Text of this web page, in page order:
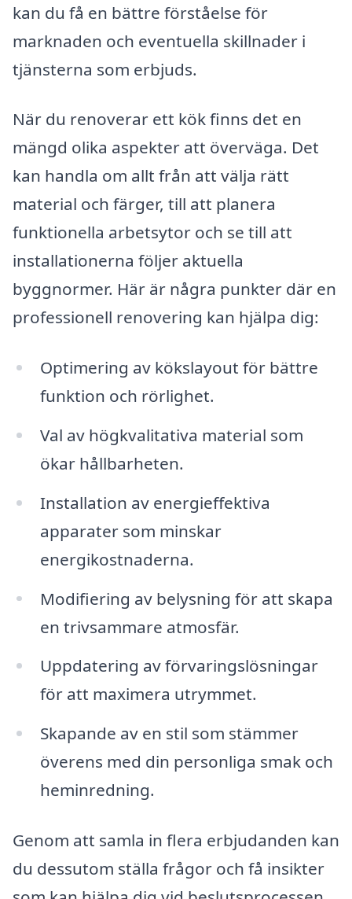
kan du få en bättre förståelse för
marknaden och eventuella skillnader i
tjänsterna som erbjuds.
När du renoverar ett kök finns det en
mängd olika aspekter att överväga. Det
kan handla om allt från att välja rätt
material och färger, till att planera
funktionella arbetsytor och se till att
installationerna följer aktuella
byggnormer. Här är några punkter där en
professionell renovering kan hjälpa dig:
Optimering av kökslayout för bättre
funktion och rörlighet.
Val av högkvalitativa material som
ökar hållbarheten.
Installation av energieffektiva
apparater som minskar
energikostnaderna.
Modifiering av belysning för att skapa
en trivsammare atmosfär.
Uppdatering av förvaringslösningar
för att maximera utrymmet.
Skapande av en stil som stämmer
överens med din personliga smak och
heminredning.
Genom att samla in flera erbjudanden kan
du dessutom ställa frågor och få insikter